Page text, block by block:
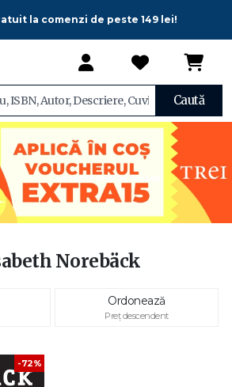
la comenzi de peste 149 lei!
Caută
Norebäck
Ordonează
Preț descendent
-72%